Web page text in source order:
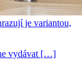
je variantou,
vydávat […]